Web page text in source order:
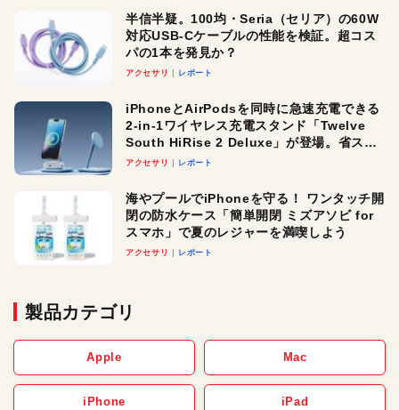
半信半疑。100均・Seria（セリア）の60W
対応USB-Cケーブルの性能を検証。超コス
パの1本を発見か？
アクセサリ レポート
iPhoneとAirPodsを同時に急速充電できる
2-in-1ワイヤレス充電スタンド「Twelve
South HiRise 2 Deluxe」が登場。省スペ
ースでおしゃれに充電したい人にオスス
アクセサリ レポート
海やプールでiPhoneを守る！ ワンタッチ開
閉の防水ケース「簡単開閉 ミズアソビ for
スマホ」で夏のレジャーを満喫しよう
アクセサリ レポート
製品カテゴリ
Apple Mac
iPhone iPad